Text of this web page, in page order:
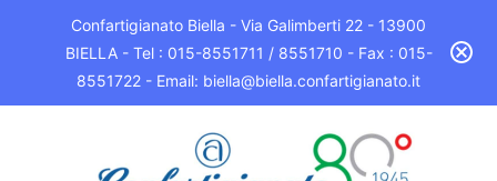
Confartigianato Biella - Via Galimberti 22 - 13900
BIELLA - Tel : 015-8551711 / 8551710 - Fax : 015-
8551722 - Email: biella@biella.confartigianato.it